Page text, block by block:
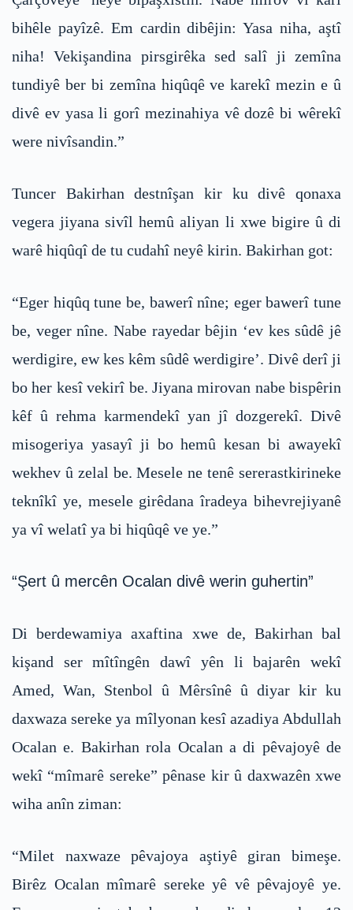
bihêle payîzê. Em cardin dibêjin: Yasa niha, aştî
niha! Vekişandina pirsgirêka sed salî ji zemîna
tundiyê ber bi zemîna hiqûqê ve karekî mezin e û
divê ev yasa li gorî mezinahiya vê dozê bi wêrekî
were nivîsandin.”
Tuncer Bakirhan destnîşan kir ku divê qonaxa
vegera jiyana sivîl hemû aliyan li xwe bigire û di
warê hiqûqî de tu cudahî neyê kirin. Bakirhan got:
“Eger hiqûq tune be, bawerî nîne; eger bawerî tune
be, veger nîne. Nabe rayedar bêjin ‘ev kes sûdê jê
werdigire, ew kes kêm sûdê werdigire’. Divê derî ji
bo her kesî vekirî be. Jiyana mirovan nabe bispêrin
kêf û rehma karmendekî yan jî dozgerekî. Divê
misogeriya yasayî ji bo hemû kesan bi awayekî
wekhev û zelal be. Mesele ne tenê sererastkirineke
teknîkî ye, mesele girêdana îradeya bihevrejiyanê
ya vî welatî ya bi hiqûqê ve ye.”
“Şert û mercên Ocalan divê werin guhertin”
Di berdewamiya axaftina xwe de, Bakirhan bal
kişand ser mîtîngên dawî yên li bajarên wekî
Amed, Wan, Stenbol û Mêrsînê û diyar kir ku
daxwaza sereke ya mîlyonan kesî azadiya Abdullah
Ocalan e. Bakirhan rola Ocalan a di pêvajoyê de
wekî “mîmarê sereke” pênase kir û daxwazên xwe
wiha anîn ziman:
“Milet naxwaze pêvajoya aştiyê giran bimeşe.
Birêz Ocalan mîmarê sereke yê vê pêvajoyê ye.